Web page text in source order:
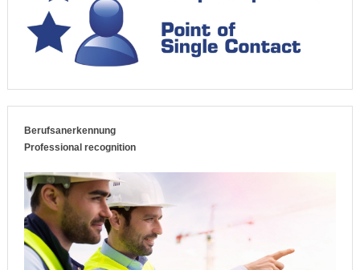
Berufsanerkennung
Professional recognition